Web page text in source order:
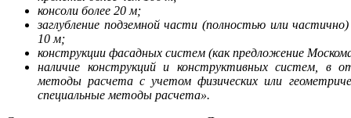
консоли более 20 м;
заглубление подземной части (полностью или
10 м;
конструкции фасадных систем (как предложение
наличие конструкций и конструктивных систем, в
методы расчета с учетом физических или
специальные методы расчета».